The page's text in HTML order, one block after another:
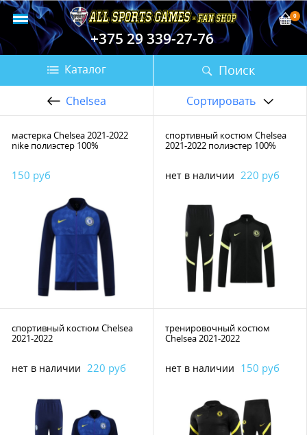
+375 29 339-27-76
Поиск
0
Каталог
Chelsea Сортировать
мастерка Chelsea 2021-2022
nike полиэстер 100%
150 руб
спортивный костюм Chelsea
2021-2022 полиэстер 100%
нет в наличии 220 руб
спортивный костюм Chelsea
2021-2022
нет в наличии 220 руб
тренировочный костюм
Chelsea 2021-2022
нет в наличии 150 руб